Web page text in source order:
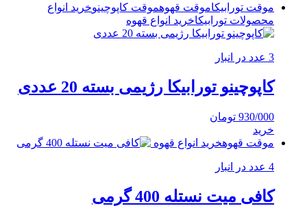
موقت تورابیکاموقت قهوهموقت کاپوچینوخرید انواع
محصولات تورابیکاخرید انواع قهوه
3 عدد در انبار
کاپوچینو تورابیکا رژیمی بسته 20 عددی
930/000 تومان
خرید
موقت قهوهخرید انواع قهوه
4 عدد در انبار
کافی میت نستله 400 گرمی